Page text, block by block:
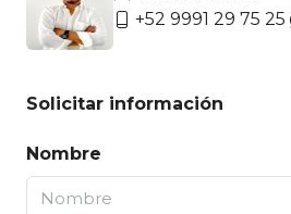
+52 9991 29 75 25
Solicitar información
Nombre